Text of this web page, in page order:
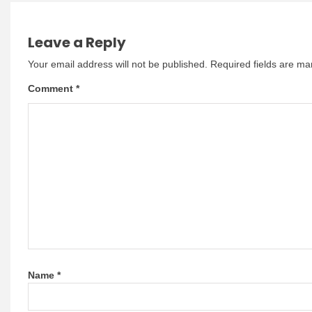
Leave a Reply
Your email address will not be published. Required fields are
Comment *
Name *